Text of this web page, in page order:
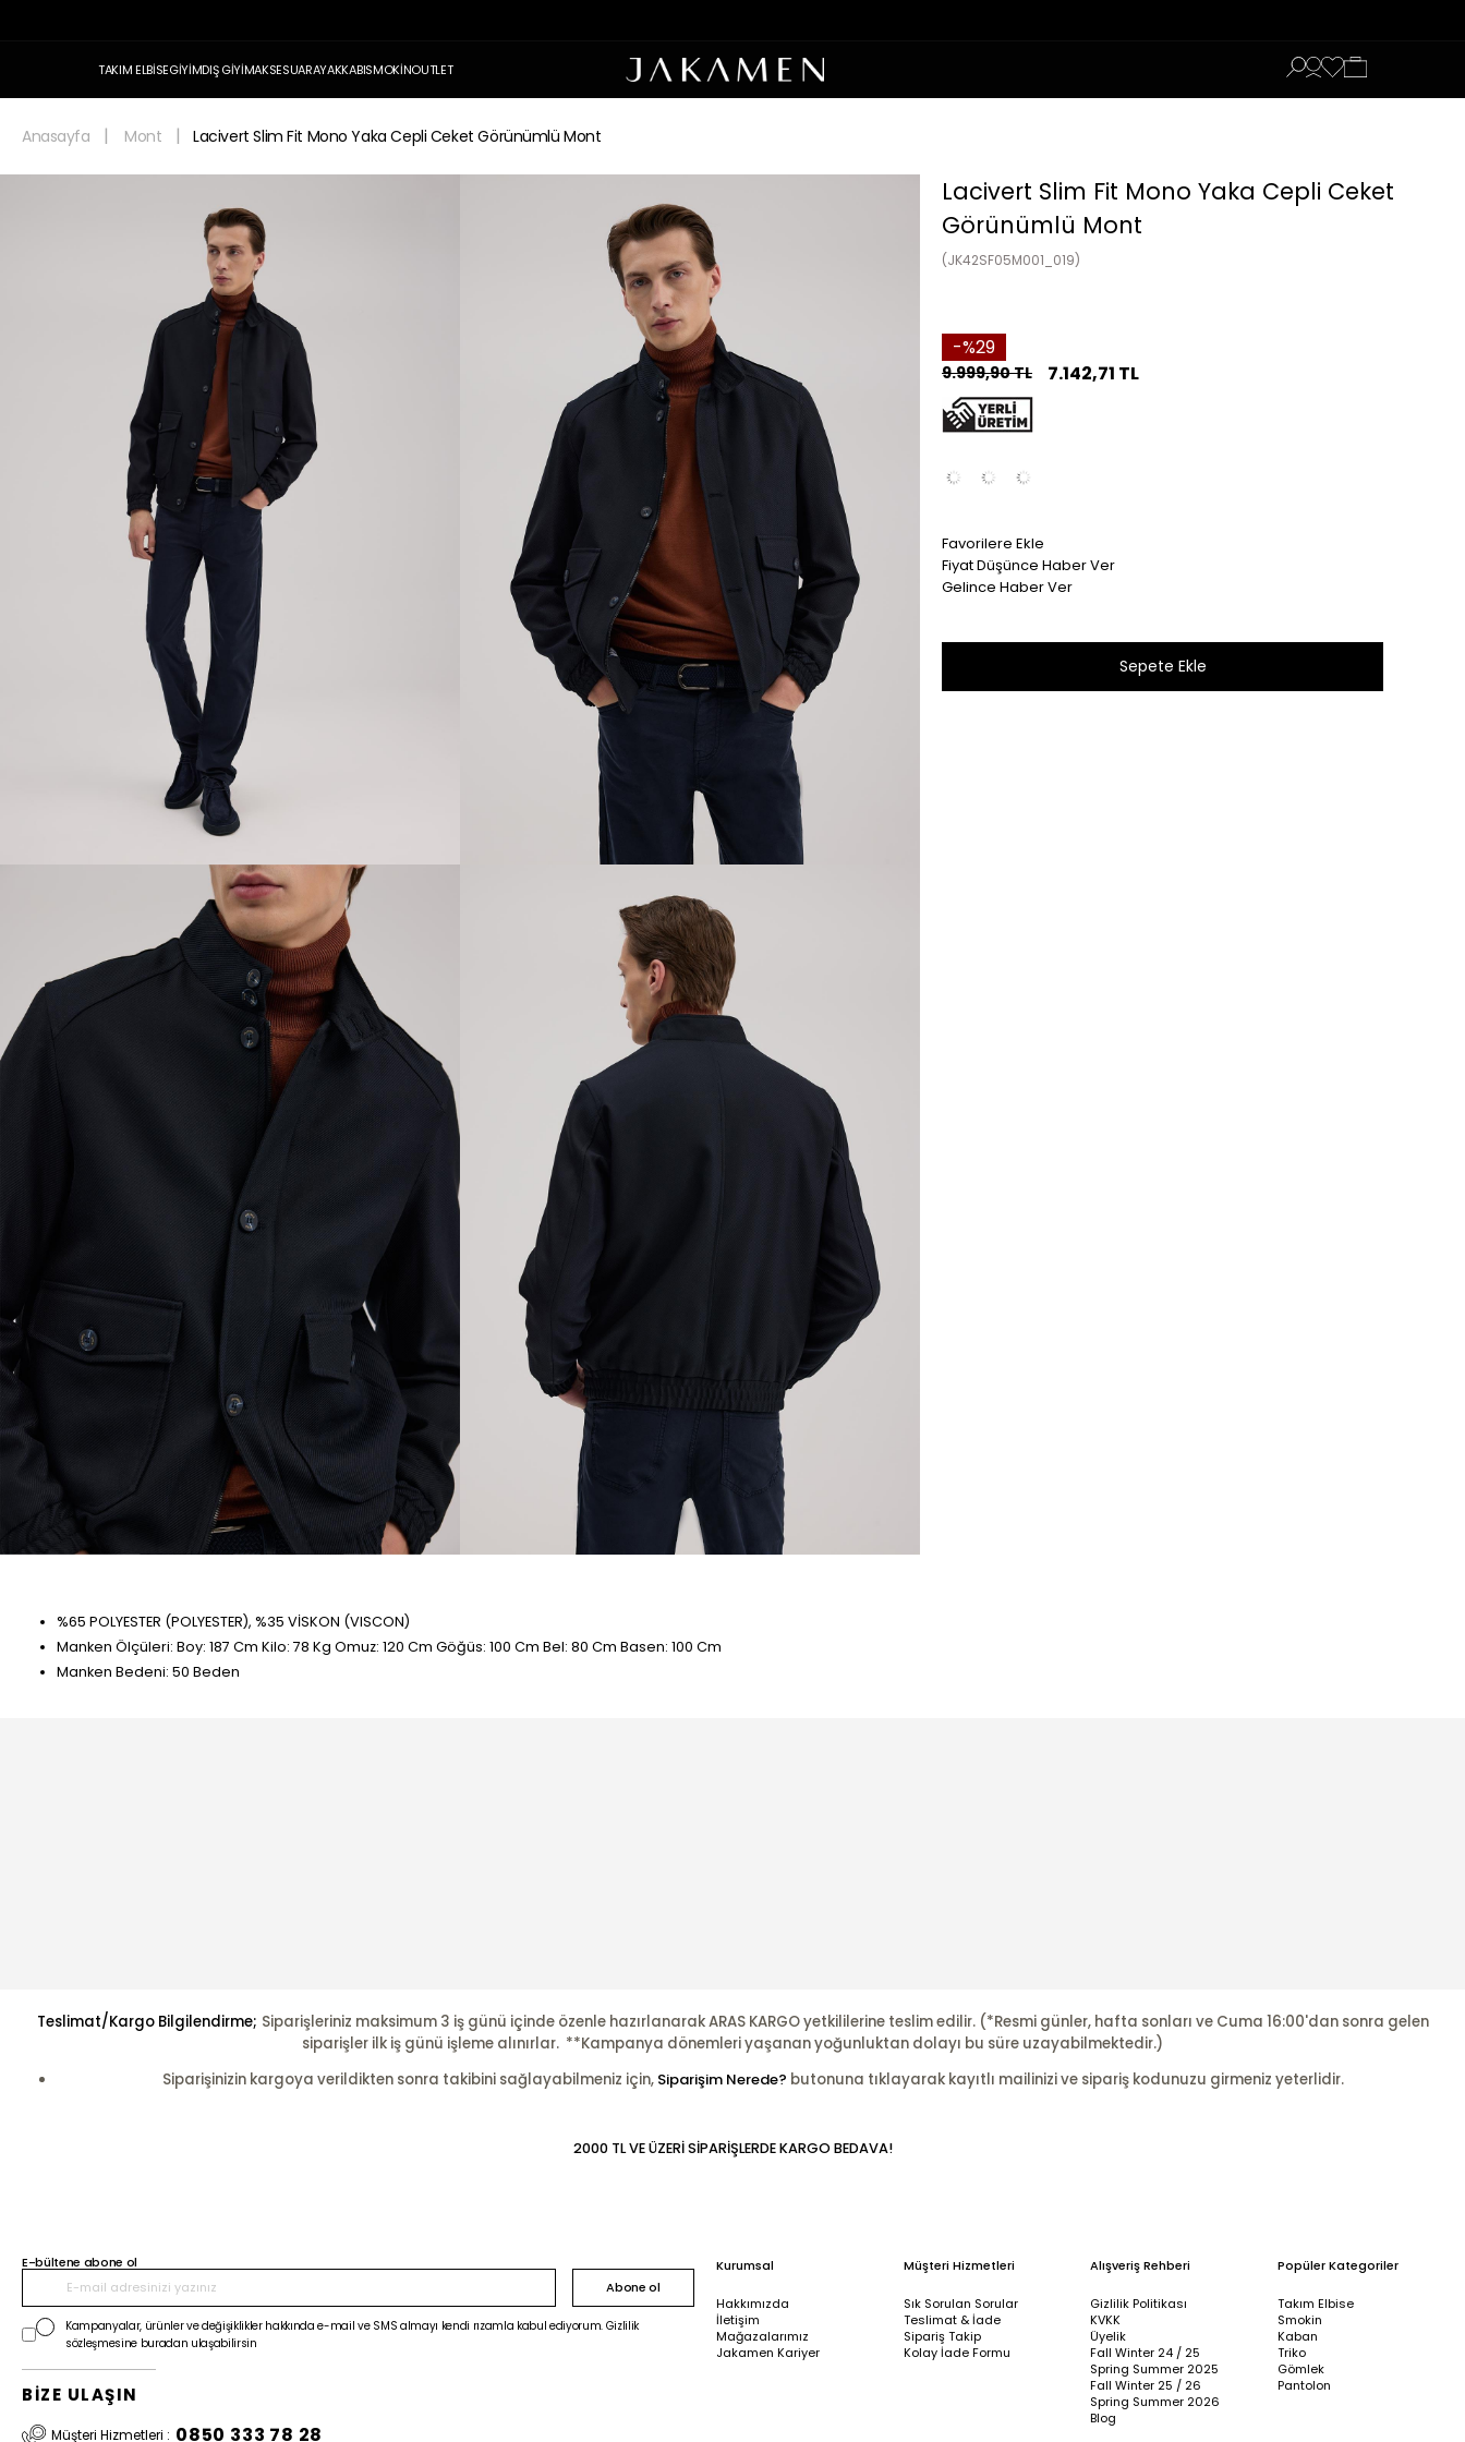
TAKIM ELBİSEGİYİMDIŞ GİYİMAKSESUARAYAKKABISMOKİNOUTLET
Anasayfa Mont Lacivert Slim Fit Mono Yaka Cepli Ceket Görünümlü Mont
Lacivert Slim Fit Mono Yaka Cepli Ceket
Görünümlü Mont
(JK42SF05M001_019)
29
9.999,90 TL 7.142,71 TL
Favorilere Ekle
Fiyat Düşünce Haber Ver
Gelince Haber Ver
%65 POLYESTER (POLYESTER), %35 VİSKON (VISCON)
Manken Ölçüleri: Boy: 187 Cm Kilo: 78 Kg Omuz: 120 Cm Göğüs: 100 Cm Bel: 80 Cm Basen: 100 Cm
Manken Bedeni: 50 Beden
Teslimat/Kargo Bilgilendirme; Siparişleriniz maksimum 3 iş günü içinde özenle hazırlanarak ARAS KARGO yetkililerine teslim edilir. (*Resmi günler, hafta sonları ve Cuma 16:00'dan sonra gelen
siparişler ilk iş günü işleme alınırlar. **Kampanya dönemleri yaşanan yoğunluktan dolayı bu süre uzayabilmektedir.)
Siparişinizin kargoya verildikten sonra takibini sağlayabilmeniz için, Siparişim Nerede? butonuna tıklayarak kayıtlı mailinizi ve sipariş kodunuzu girmeniz yeterlidir.
2000 TL VE ÜZERİ SİPARİŞLERDE KARGO BEDAVA!
E-bültene abone ol
Abone ol
Kampanyalar, ürünler ve değişiklikler hakkında e-mail ve SMS almayı kendi rızamla kabul ediyorum. Gizlilik
sözleşmesine buradan ulaşabilirsin
BİZE ULAŞIN
Müşteri Hizmetleri : 0850 333 78 28
Kurumsal
Hakkımızda
İletişim
Mağazalarımız
Jakamen Kariyer
Müşteri Hizmetleri
Sık Sorulan Sorular
Teslimat & İade
Sipariş Takip
Kolay İade Formu
Alışveriş Rehberi
Gizlilik Politikası
KVKK
Üyelik
Fall Winter 24 / 25
Spring Summer 2025
Fall Winter 25 / 26
Spring Summer 2026
Blog
Popüler Kategoriler
Takım Elbise
Smokin
Kaban
Triko
Gömlek
Pantolon